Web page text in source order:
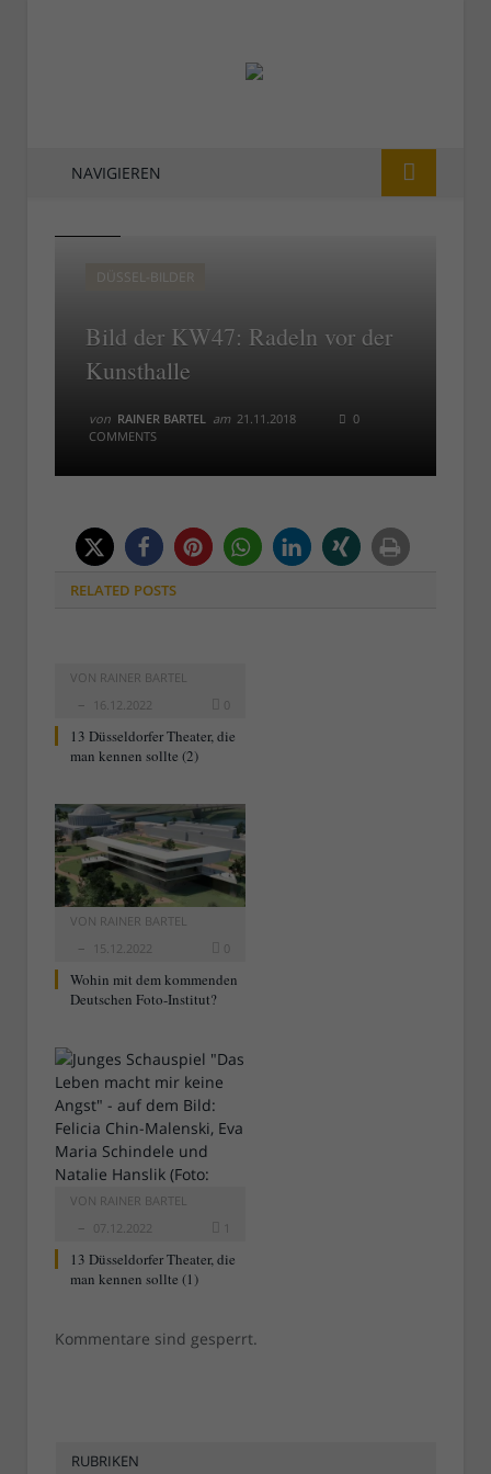
NAVIGIEREN
DÜSSEL-BILDER
Bild der KW47: Radeln vor der
Kunsthalle
von RAINER BARTEL am 21.11.2018
0
COMMENTS
RELATED POSTS
VON RAINER BARTEL
16.12.2022
0
13 Düsseldorfer Theater, die
man kennen sollte (2)
VON RAINER BARTEL
15.12.2022
0
Wohin mit dem kommenden
Deutschen Foto-Institut?
VON RAINER BARTEL
07.12.2022
1
13 Düsseldorfer Theater, die
man kennen sollte (1)
Kommentare sind gesperrt.
RUBRIKEN